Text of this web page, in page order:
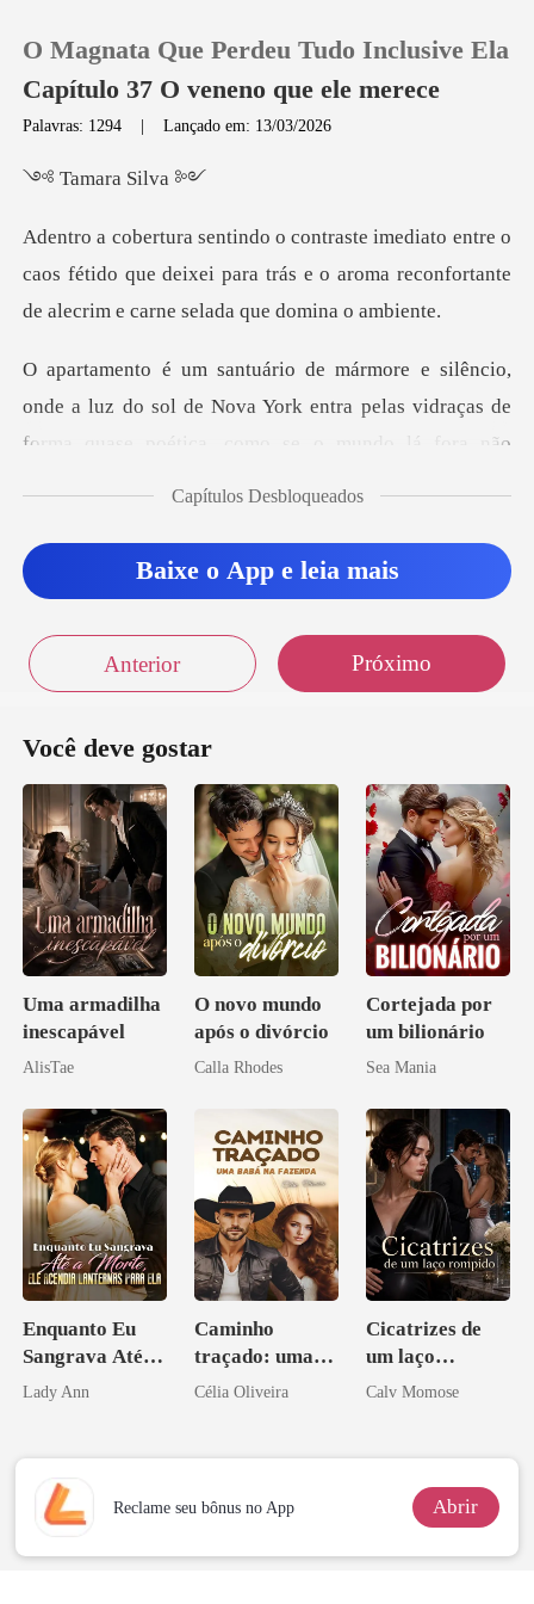
Loja
Histórico
O Magnata Que Perdeu Tudo Inclusive Ela
Capítulo 37 O veneno que ele merece
Palavras: 1294 |Lançado em: 13/03/2026
ara S
e o
caos fétido que deixei para trás e o aroma reconfo
e a luz do sol de Nova York entra pelas vidraças de
for
Capítulos Desbloqueados
Baixe o App e leia mais
Anterior Próximo
Você deve gostar
Uma armadilha
inescapável
AlisTae
O novo mundo
após o divórcio
Calla Rhodes
Cortejada por
um bilionário
Sea Mania
Enquanto Eu
Sangrava Até a
Morte, Ele
Ela
Lady Ann
Caminho
traçado: uma
babá na fazenda
Célia Oliveira
Cicatrizes de
um laço
rompido
Calv Momose
Reclame seu bônus no App Abrir